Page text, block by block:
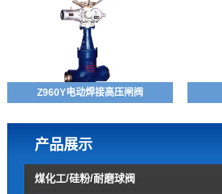
Z960Y电动焊接高压闸阀
产品展示
煤化工/硅粉/耐磨球阀